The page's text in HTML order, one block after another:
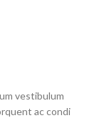
vestibulum
ac condi